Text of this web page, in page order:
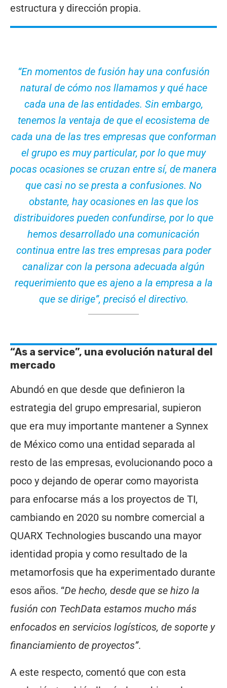
estructura y dirección propia.
“En momentos de fusión hay una confusión
natural de cómo nos llamamos y qué hace
cada una de las entidades. Sin embargo,
tenemos la ventaja de que el ecosistema de
cada una de las tres empresas que conforman
el grupo es muy particular, por lo que muy
pocas ocasiones se cruzan entre sí, de manera
que casi no se presta a confusiones. No
obstante, hay ocasiones en las que los
distribuidores pueden confundirse, por lo que
hemos desarrollado una comunicación
continua entre las tres empresas para poder
canalizar con la persona adecuada algún
requerimiento que es ajeno a la empresa a la
que se dirige”, precisó el directivo.
“As a service”, una evolución natural del
mercado
Abundó en que desde que definieron la
estrategia del grupo empresarial, supieron
que era muy importante mantener a Synnex
de México como una entidad separada al
resto de las empresas, evolucionando poco a
poco y dejando de operar como mayorista
para enfocarse más a los proyectos de TI,
cambiando en 2020 su nombre comercial a
QUARX Technologies buscando una mayor
identidad propia y como resultado de la
metamorfosis que ha experimentado durante
esos años. “De hecho, desde que se hizo la
fusión con TechData estamos mucho más
enfocados en servicios logísticos, de soporte y
financiamiento de proyectos”.
A este respecto, comentó que con esta